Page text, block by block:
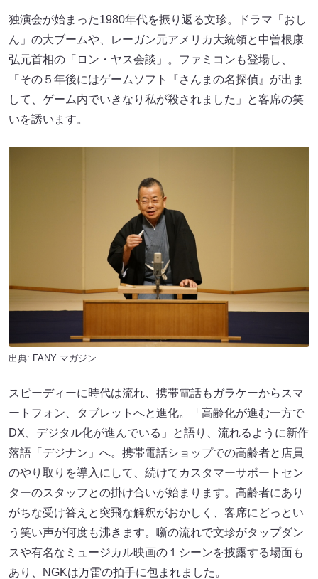
独演会が始まった1980年代を振り返る文珍。ドラマ「おし
ん」の大ブームや、レーガン元アメリカ大統領と中曽根康
弘元首相の「ロン・ヤス会談」。ファミコンも登場し、
「その５年後にはゲームソフト『さんまの名探偵』が出ま
して、ゲーム内でいきなり私が殺されました」と客席の笑
いを誘います。
出典: FANY マガジン
スピーディーに時代は流れ、携帯電話もガラケーからスマ
ートフォン、タブレットへと進化。「高齢化が進む一方で
DX、デジタル化が進んでいる」と語り、流れるように新作
落語「デジナン」へ。携帯電話ショップでの高齢者と店員
のやり取りを導入にして、続けてカスタマーサポートセン
ターのスタッフとの掛け合いが始まります。高齢者にあり
がちな受け答えと突飛な解釈がおかしく、客席にどっとい
う笑い声が何度も沸きます。噺の流れで文珍がタップダン
スや有名なミュージカル映画の１シーンを披露する場面も
あり、NGKは万雷の拍手に包まれました。